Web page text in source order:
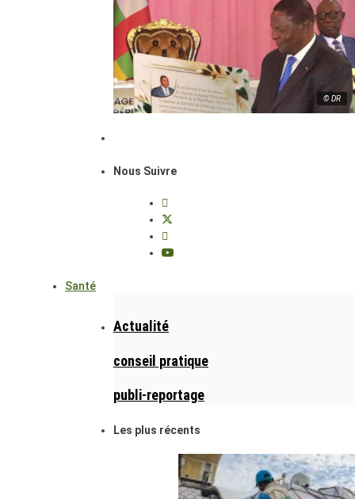
© DR
Nous Suivre
Santé
Actualité
conseil pratique
publi-reportage
Les plus récents